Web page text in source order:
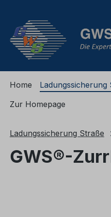
Home Ladungssicherung
Zur Homepage
Ladungssicherung Straße
GWS®-